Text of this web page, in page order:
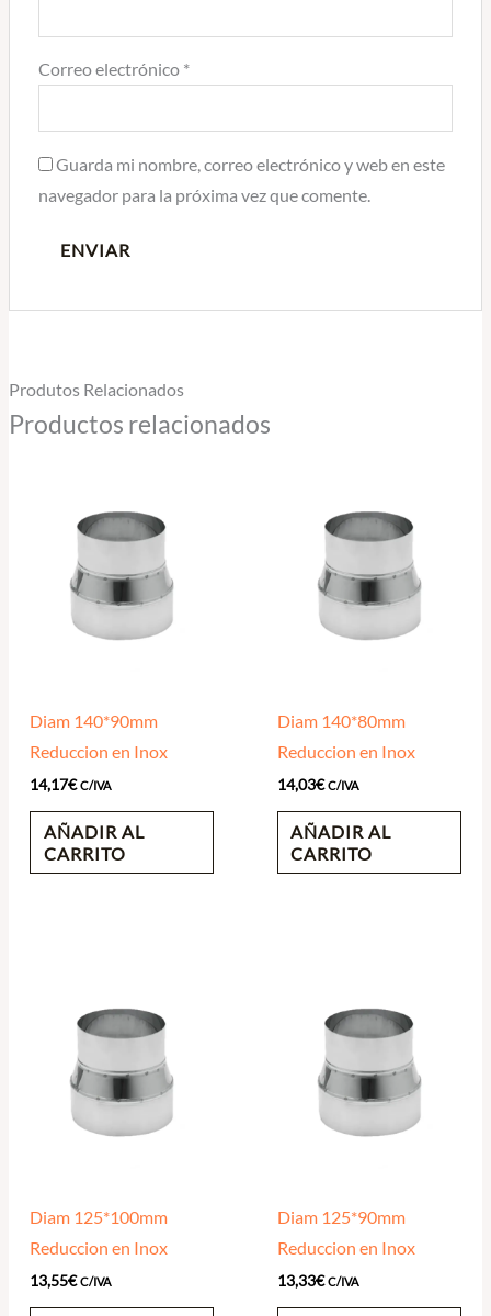
Correo electrónico *
Guarda mi nombre, correo electrónico y web en este
navegador para la próxima vez que comente.
Produtos Relacionados
Productos relacionados
Diam 140*90mm
Reduccion en Inox
14,17€ C/IVA
AÑADIR AL
CARRITO
Diam 140*80mm
Reduccion en Inox
14,03€ C/IVA
AÑADIR AL
CARRITO
Diam 125*100mm
Reduccion en Inox
13,55€ C/IVA
Diam 125*90mm
Reduccion en Inox
13,33€ C/IVA